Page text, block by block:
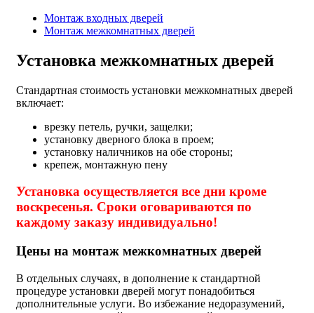
Монтаж входных дверей
Монтаж межкомнатных дверей
Установка межкомнатных дверей
Стандартная стоимость установки межкомнатных дверей
включает:
врезку петель, ручки, защелки;
установку дверного блока в проем;
установку наличников на обе стороны;
крепеж, монтажную пену
Установка осуществляется все дни кроме
воскресенья. Сроки оговариваются по
каждому заказу индивидуально!
Цены на монтаж межкомнатных дверей
В отдельных случаях, в дополнение к стандартной
процедуре установки дверей могут понадобиться
дополнительные услуги. Во избежание недоразумений,